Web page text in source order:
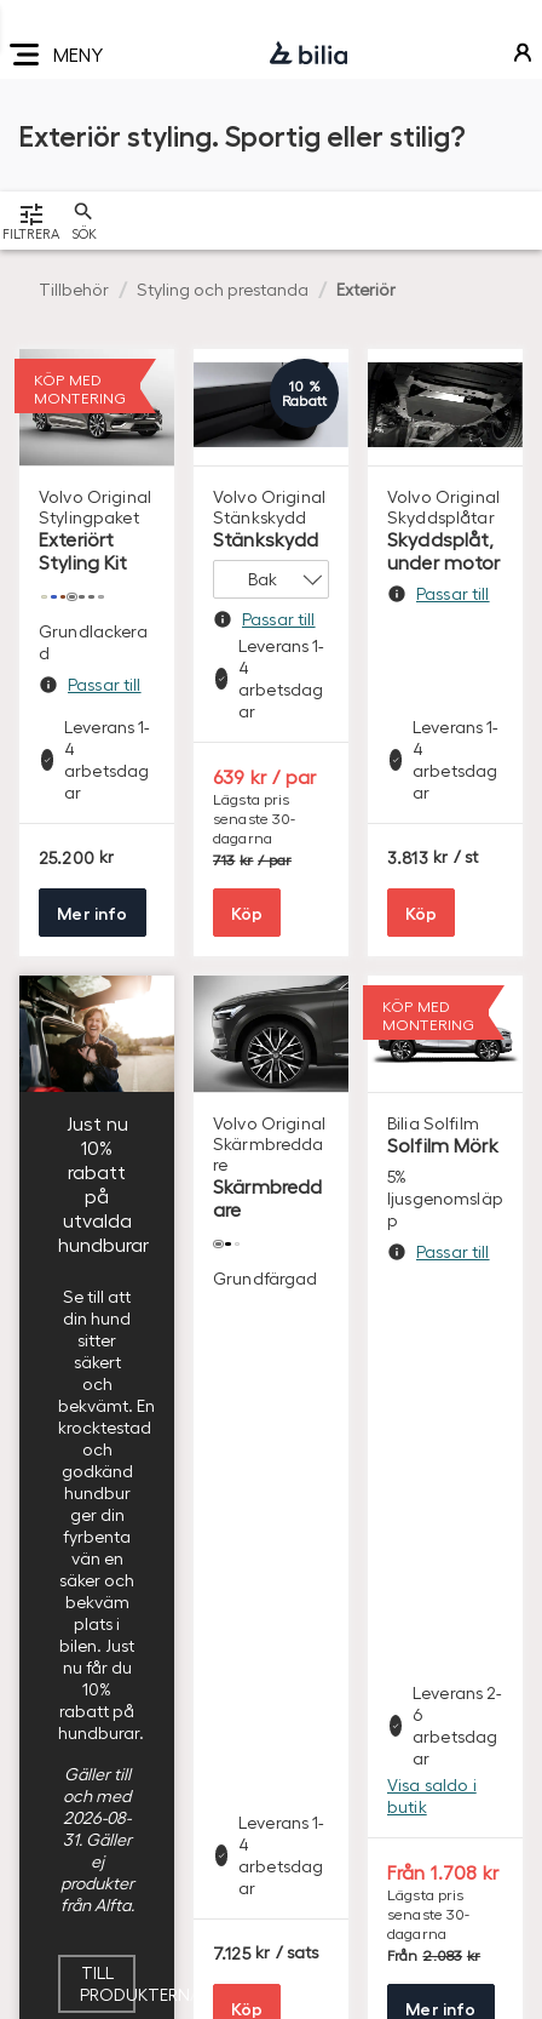
huvudmeny
innehåll
sidfot MENY
Exteriör styling. Sportig eller stilig?
VISA
FILTRERA SÖK
Tillbehör Styling och prestanda Exteriör
KÖP MED
MONTERING
Volvo Original
Stylingpaket
Exteriört
Styling Kit
Grundlackera
d
Passar till
Leverans 1-
4
arbetsdag
ar
25.200 S
Mer info
10 %
Rabatt
Volvo Original
Stänkskydd
Stänkskydd
Passar till
Leverans 1-
4
arbetsdag
ar
639 S
E
K
/ par
Lägsta pris
senaste 30-
dagarna
713 S
K
/ par
Köp
Volvo Original
Skyddsplåtar
Skyddsplåt,
under motor
Passar till
Leverans 1-
4
arbetsdag
ar
3.813 S / st
Köp
Just nu
10%
rabatt
på
utvalda
hundburar
Se till att
din hund
sitter
säkert
och
bekvämt. En
krocktestad
och
godkänd
hundbur
ger din
fyrbenta
vän en
säker och
bekväm
plats i
bilen. Just
nu får du
10%
rabatt på
hundburar.
Gäller till
och med
2026-08-
31. Gäller
ej
produkter
från Alfta.
TILL
PRODUKTERNA
Volvo Original
Skärmbredda
re
Skärmbredd
are
Grundfärgad
Leverans 1-
4
arbetsdag
ar
7.125 S / sats
Köp
KÖP MED
MONTERING
Bilia Solfilm
Solfilm Mörk
5%
ljusgenomsläp
p
Passar till
Leverans 2-
6
arbetsdag
ar
Visa saldo i
butik
Från 1.708 S
Lägsta pris
senaste 30-
dagarna
Från 2.083 S
K
Mer info